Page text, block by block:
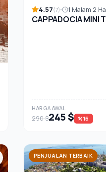
4.57(7) 1 Malam 2
CAPPADOCIA MINI
HARGA AWAL
290 $245 $ %16
PENJUALAN TERBAIK